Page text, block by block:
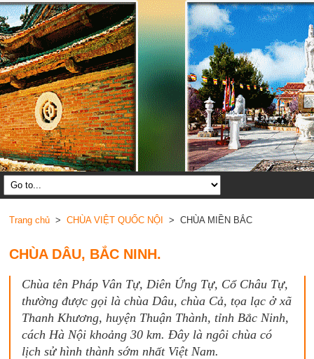
Trang chủ> CHÙA VIỆT QUỐC NỘI > CHÙA MIỀN BẮC
CHÙA DÂU, BẮC NINH.
Chùa tên Pháp Vân Tự, Diên Ứng Tự, Cổ Châu Tự,
thường được gọi là chùa Dâu, chùa Cả, tọa lạc ở xã
Thanh Khương, huyện Thuận Thành, tỉnh Bắc Ninh,
cách Hà Nội khoảng 30 km. Đây là ngôi chùa có
lịch sử hình thành sớm nhất Việt Nam.